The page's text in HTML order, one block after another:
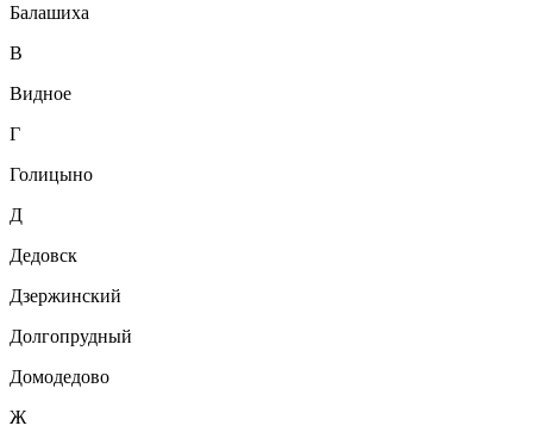
Балашиха
В
Видное
Г
Голицыно
Д
Дедовск
Дзержинский
Долгопрудный
Домодедово
Ж